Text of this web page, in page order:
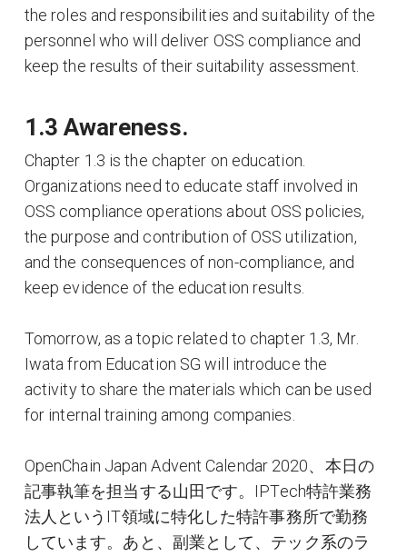
the roles and responsibilities and suitability of the
personnel who will deliver OSS compliance and
keep the results of their suitability assessment.
1.3 Awareness.
Chapter 1.3 is the chapter on education.
Organizations need to educate staff involved in
OSS compliance operations about OSS policies,
the purpose and contribution of OSS utilization,
and the consequences of non-compliance, and
keep evidence of the education results.
Tomorrow, as a topic related to chapter 1.3, Mr.
Iwata from Education SG will introduce the
activity to share the materials which can be used
for internal training among companies.
OpenChain Japan Advent Calendar 2020、本日の
記事執筆を担当する山田です。IPTech特許業務
法人というIT領域に特化した特許事務所で勤務
しています。あと、副業として、テック系のラ